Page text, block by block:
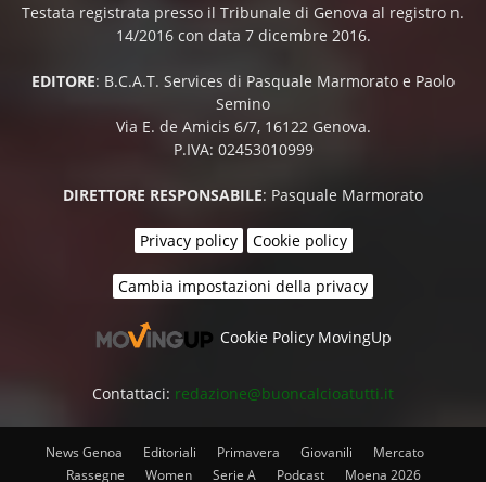
Testata registrata presso il Tribunale di Genova al registro n.
14/2016 con data 7 dicembre 2016.
EDITORE: B.C.A.T. Services di Pasquale Marmorato e Paolo
Semino
Via E. de Amicis 6/7, 16122 Genova.
P.IVA: 02453010999
DIRETTORE RESPONSABILE: Pasquale Marmorato
Privacy policy Cookie policy
Cambia impostazioni della privacy
Cookie Policy MovingUp
Contattaci: redazione@buoncalcioatutti.it
News Genoa Editoriali Primavera Giovanili
Mercato
Rassegne
Women Serie A Podcast Moena 2026